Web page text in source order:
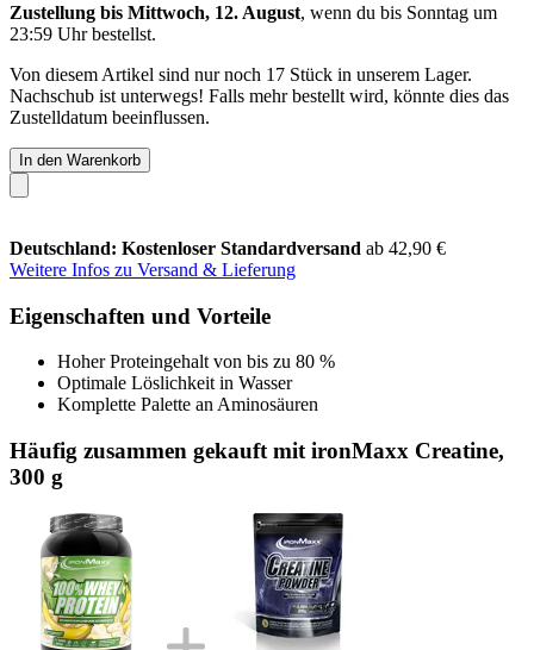
Zustellung bis Mittwoch, 12. August, wenn du bis Sonntag um
23:59 Uhrbestellst.
Von diesem Artikel sind nur noch 17 Stück in unserem Lager.
Nachschub ist unterwegs! Falls mehr bestellt wird, könnte dies das
Zustelldatum beeinflussen.
In den Warenkorb
Deutschland: Kostenloser Standardversand ab 42,90 €
Weitere Infos zu Versand & Lieferung
Eigenschaften und Vorteile
Hoher Proteingehalt von bis zu 80 %
Optimale Löslichkeit in Wasser
Komplette Palette an Aminosäuren
Häufig zusammen gekauft mit ironMaxx Creatine,
300 g